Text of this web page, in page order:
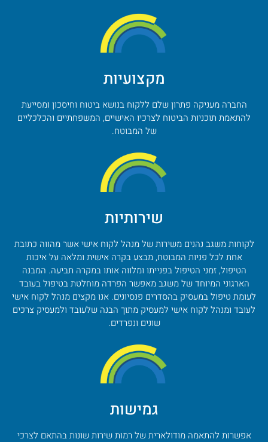
מקצועיות
החברה מעניקה פתרון שלם ללקוח בנושא ביטוח וחיסכון ומסייעת
להתאמת תוכניות הביטוח לצרכיו האישיים, המשפחתיים והכלכליים
של המבוטח.
שירותיות
לקוחות משגב נהנים משירות של מנהל לקוח אישי אשר מהווה כתובת
אחת לכל פניות המבוטח, מבצע בקרה אישית ומלאה על איכות
הטיפול, זמני הטיפול בפנייתו ומלווה אותו במקרה תביעה. המבנה
הארגוני המיוחד של משגב מאפשר הפרדה מוחלטת בטיפול בעובד
לעומת טיפול במעסיק בהסדרים פנסיונים. אנו מקצים מנהל לקוח אישי
לעובד ומנהל לקוח אישי למעסיק מתוך הבנה שלעובד ולמעסיק צרכים
שונים ונפרדים.
גמישות
אפשרות להתאמה מודולארית של רמות שירות שונות בהתאם לצרכי